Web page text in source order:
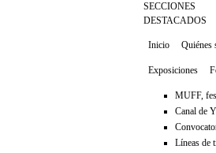
SECCIONES
DESTACADOS
Inicio Quiénes
Exposiciones
MUFF,
Canal de
Líneas de